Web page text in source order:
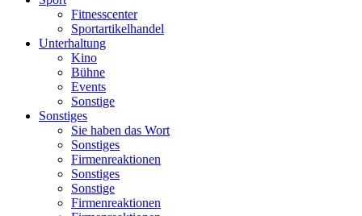
Fitnesscenter
Sportartikelhandel
Unterhaltung
Kino
Bühne
Events
Sonstige
Sonstiges
Sie haben das Wort
Sonstiges
Firmenreaktionen
Sonstiges
Sonstige
Firmenreaktionen